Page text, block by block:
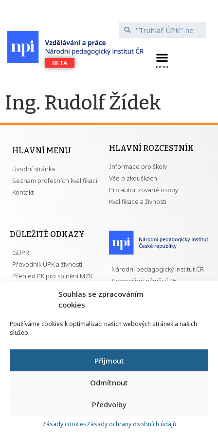
Souhlas se zpracováním
cookies
Používáme cookies k optimalizaci našich webových stránek a našich
služeb.
Přijmout
Odmítnout
Předvolby
Zásady cookiesZásady ochrany osobních údajů
Ing. Rudolf Žídek
HLAVNÍ MENU
Úvodní stránka
Seznam profesních kvalifikací
Kontakt
HLAVNÍ ROZCESTNÍK
Informace pro školy
Vše o zkouškách
Pro autorizované osoby
Kvalifikace a živnosti
DŮLEŽITÉ ODKAZY
GDPR
Převodník ÚPK a živností
Přehled PK pro splnění MZK
Národní pedagogický institut ČR
Senovážné náměstí 25
110 00 Praha 1